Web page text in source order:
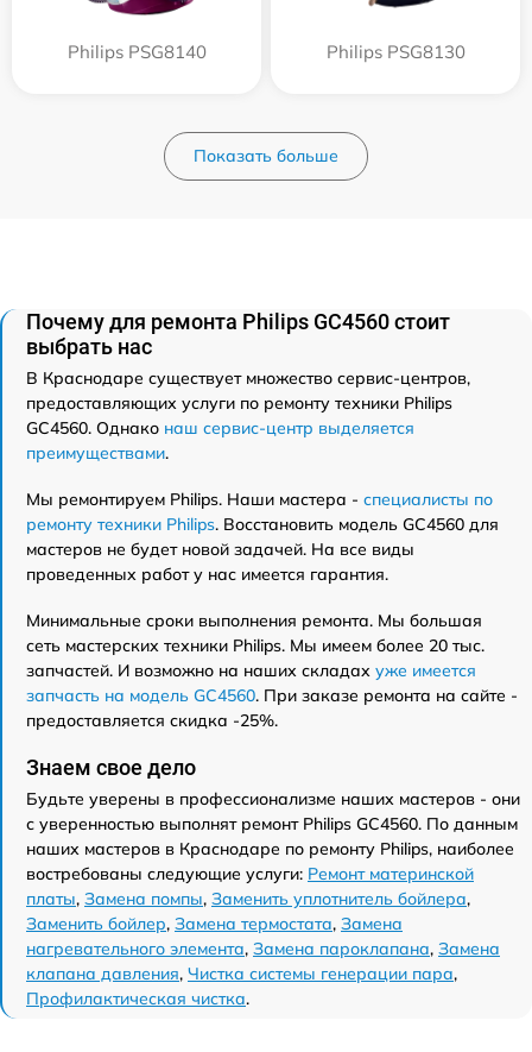
Philips PSG8140 Philips PSG8130
Показать больше
Почему для ремонта Philips GC4560 стоит
выбрать нас
В Краснодаре существует множество сервис-центров,
предоставляющих услуги по ремонту техники Philips
GC4560. Однако наш сервис-центр выделяется
преимуществами.
Мы ремонтируем Philips. Наши мастера - специалисты по
ремонту техники Philips. Восстановить модель GC4560 для
мастеров не будет новой задачей. На все виды
проведенных работ у нас имеется гарантия.
Минимальные сроки выполнения ремонта. Мы большая
сеть мастерских техники Philips. Мы имеем более 20 тыс.
запчастей. И возможно на наших складах уже имеется
запчасть на модель GC4560. При заказе ремонта на сайте -
предоставляется скидка -25%.
Знаем свое дело
Будьте уверены в профессионализме наших мастеров - они
с уверенностью выполнят ремонт Philips GC4560. По данным
наших мастеров в Краснодаре по ремонту Philips, наиболее
востребованы следующие услуги: Ремонт материнской
платы, Замена помпы, Заменить уплотнитель бойлера,
Заменить бойлер, Замена термостата, Замена
нагревательного элемента, Замена пароклапана, Замена
клапана давления, Чистка системы генерации пара,
Профилактическая чистка.